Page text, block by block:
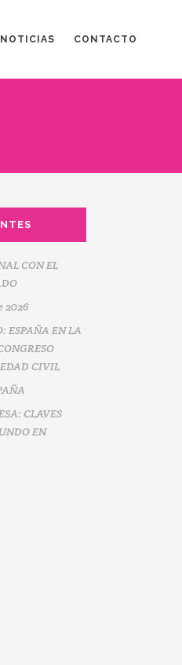
NOTICIAS CONTACTO
CON EL
2026
ESPAÑA EN LA
CIVIL
CLAVES
EN